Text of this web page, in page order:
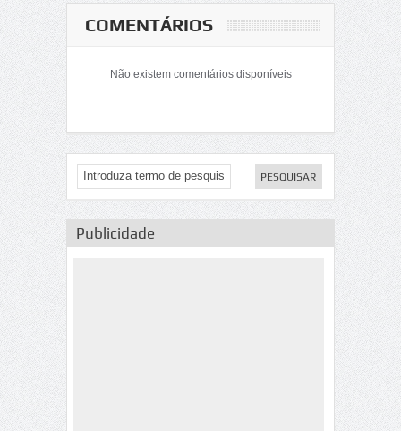
COMENTÁRIOS
Não existem comentários disponíveis
Publicidade